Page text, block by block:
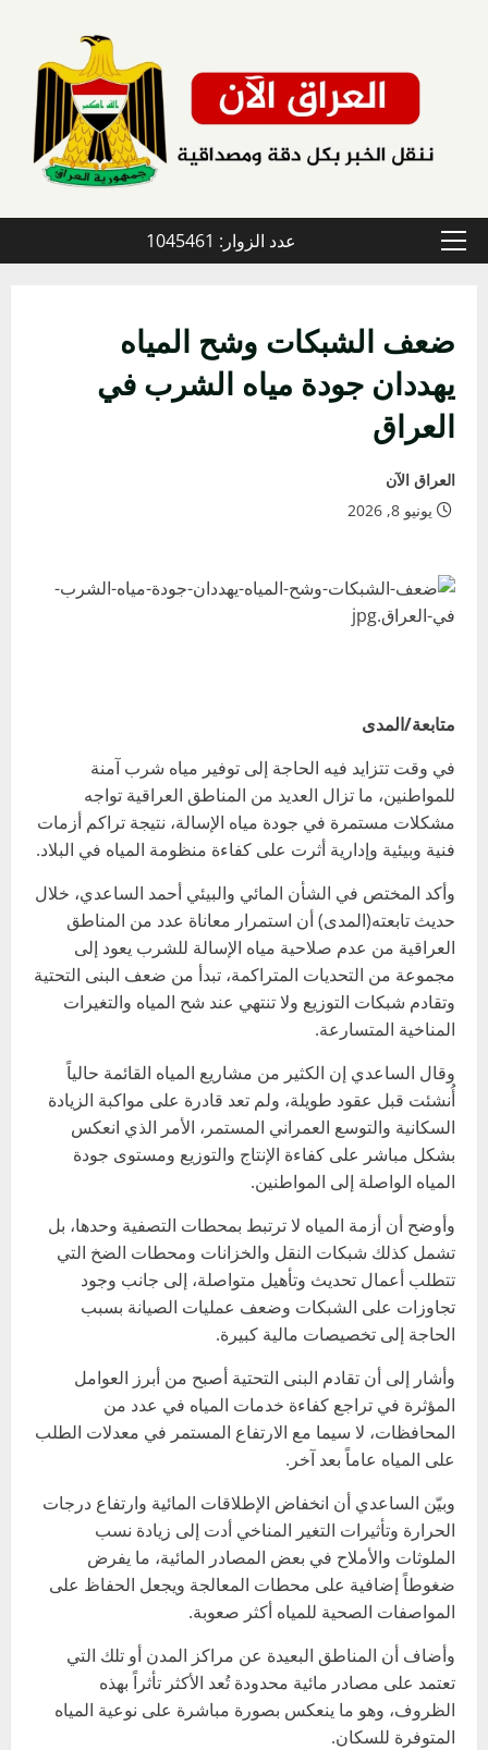
القائمة
عدد الزوار: 1045461
ضعف الشبكات وشح المياه
يهددان جودة مياه الشرب في
العراق
العراق الآن
يونيو 8, 2026
متابعة/المدى
في وقت تتزايد فيه الحاجة إلى توفير مياه شرب آمنة
للمواطنين، ما تزال العديد من المناطق العراقية تواجه
مشكلات مستمرة في جودة مياه الإسالة، نتيجة تراكم أزمات
فنية وبيئية وإدارية أثرت على كفاءة منظومة المياه في البلاد.
وأكد المختص في الشأن المائي والبيئي أحمد الساعدي، خلال
حديث تابعته(المدى) أن استمرار معاناة عدد من المناطق
العراقية من عدم صلاحية مياه الإسالة للشرب يعود إلى
مجموعة من التحديات المتراكمة، تبدأ من ضعف البنى التحتية
وتقادم شبكات التوزيع ولا تنتهي عند شح المياه والتغيرات
المناخية المتسارعة.
وقال الساعدي إن الكثير من مشاريع المياه القائمة حالياً
أُنشئت قبل عقود طويلة، ولم تعد قادرة على مواكبة الزيادة
السكانية والتوسع العمراني المستمر، الأمر الذي انعكس
بشكل مباشر على كفاءة الإنتاج والتوزيع ومستوى جودة
المياه الواصلة إلى المواطنين.
وأوضح أن أزمة المياه لا ترتبط بمحطات التصفية وحدها، بل
تشمل كذلك شبكات النقل والخزانات ومحطات الضخ التي
تتطلب أعمال تحديث وتأهيل متواصلة، إلى جانب وجود
تجاوزات على الشبكات وضعف عمليات الصيانة بسبب
الحاجة إلى تخصيصات مالية كبيرة.
وأشار إلى أن تقادم البنى التحتية أصبح من أبرز العوامل
المؤثرة في تراجع كفاءة خدمات المياه في عدد من
المحافظات، لا سيما مع الارتفاع المستمر في معدلات الطلب
على المياه عاماً بعد آخر.
وبيّن الساعدي أن انخفاض الإطلاقات المائية وارتفاع درجات
الحرارة وتأثيرات التغير المناخي أدت إلى زيادة نسب
الملوثات والأملاح في بعض المصادر المائية، ما يفرض
ضغوطاً إضافية على محطات المعالجة ويجعل الحفاظ على
المواصفات الصحية للمياه أكثر صعوبة.
وأضاف أن المناطق البعيدة عن مراكز المدن أو تلك التي
تعتمد على مصادر مائية محدودة تُعد الأكثر تأثراً بهذه
الظروف، وهو ما ينعكس بصورة مباشرة على نوعية المياه
المتوفرة للسكان.